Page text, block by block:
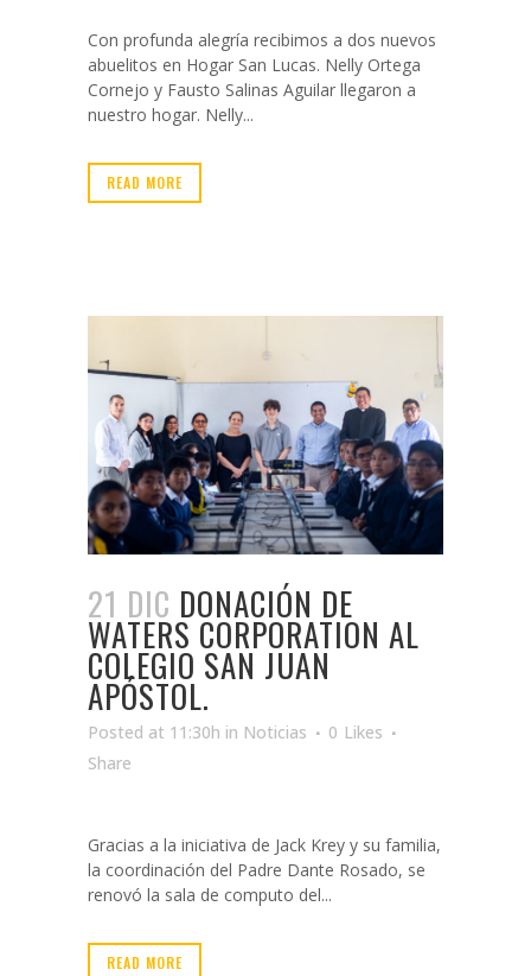
Con profunda alegría recibimos a dos nuevos
abuelitos en Hogar San Lucas. Nelly Ortega
Cornejo y Fausto Salinas Aguilar llegaron a
nuestro hogar. Nelly...
READ MORE
21 DIC DONACIÓN DE
WATERS CORPORATION AL
COLEGIO SAN JUAN
APÓSTOL.
Posted at 11:30h in Noticias 0 Likes
Share
Gracias a la iniciativa de Jack Krey y su familia,
la coordinación del Padre Dante Rosado, se
renovó la sala de computo del...
READ MORE